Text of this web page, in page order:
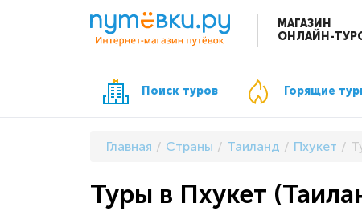
МАГАЗИН
ОНЛАЙН-
Поиск туров Горящие
Главная Страны Таиланд Пхукет
Туры в Пхукет